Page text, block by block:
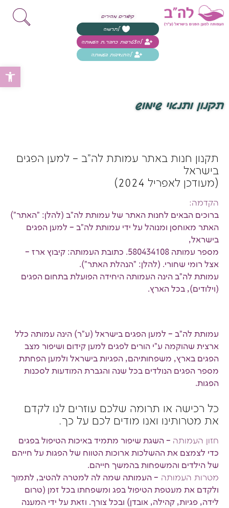
קישורים מהירים
לתרומה
להצטרפות כחבר.ת העמותה
להתנדבות בעמותה
תקנון ותנאי שימוש
תקנון חנות באתר עמותת לה"ב – למען הפגים
בישראל
(מעודכן לאפריל 2024)
הקדמה:
ברוכים הבאים לחנות האתר של עמותת לה"ב (להלן: "האתר")
האתר מאוחסן ומנוהל על ידי עמותת לה"ב – למען הפגים
בישראל,
מספר עמותה 580434108. כתובת העמותה: קיבוץ ארז –
אצל רומי שחורי. (להלן: "הנהלת האתר").
עמותת לה"ב הינה העמותה היחידה הפועלת בתחום הפגים
(וילודים), בכל הארץ.
עמותת לה”ב – למען הפגים בישראל (ע"ר) הינה עמותה כלל
ארצית שהוקמה ע”י הורים לפגים למען קידום ושיפור מצב
הפגים בארץ, משפחותיהם, הפגיות בישראל ולמען הפחתת
מספר הפגים הנולדים בכל שנה והגברת המודעות לסכנות
הפגות.
כל רכישה או תרומה שלכם עוזרים לנו לקדם
את מטרותינו ואנו מודים לכם על כך.
חזון העמותה – השגת שיפור מתמיד באיכות הטיפול בפגים
כדי לצמצם את ההשלכות ארוכות הטווח של הפגות על חייהם
של הילדים והמשפחות בהמשך חייהם.
מטרות העמותה – העמותה שמה לה למטרה להטיב, לתמוך
ולקדם את מעטפת הטיפול בפג ומשפחתו בכל זמן (טרום
לידה, פגיות, קהילה, אובדן) ובכל צורך. וזאת על ידי המענה